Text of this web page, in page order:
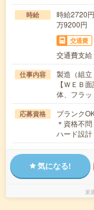
時給
時給2720
万9200円
交通費
交通費支給
仕事内容
製造（組立
【ＷＥＢ
体、フラ
応募資格
ブランク
＊資格不
ハード設
気になる!
派